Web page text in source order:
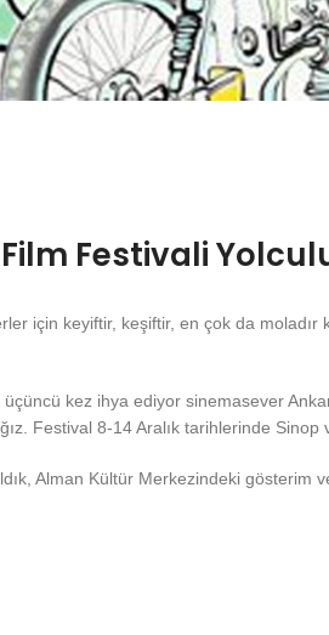
Festivali
için keyiftir, keşiftir, en çok da
kez ihya ediyor sinemasever
Festival 8-14 Aralık tarihlerinde Sinop
Alman Kültür Merkezindeki gösterim